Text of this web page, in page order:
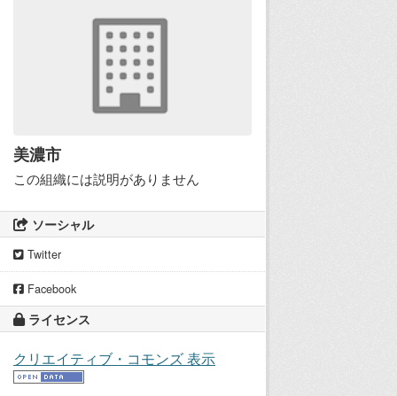
美濃市
この組織には説明がありません
ソーシャル
Twitter
Facebook
ライセンス
クリエイティブ・コモンズ 表示